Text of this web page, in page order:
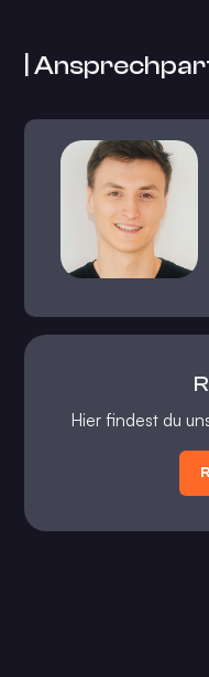
|
Hier findest du